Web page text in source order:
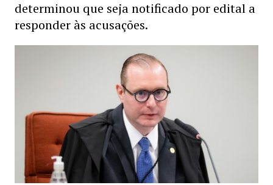
determinou que seja notificado por edital a
responder às acusações.